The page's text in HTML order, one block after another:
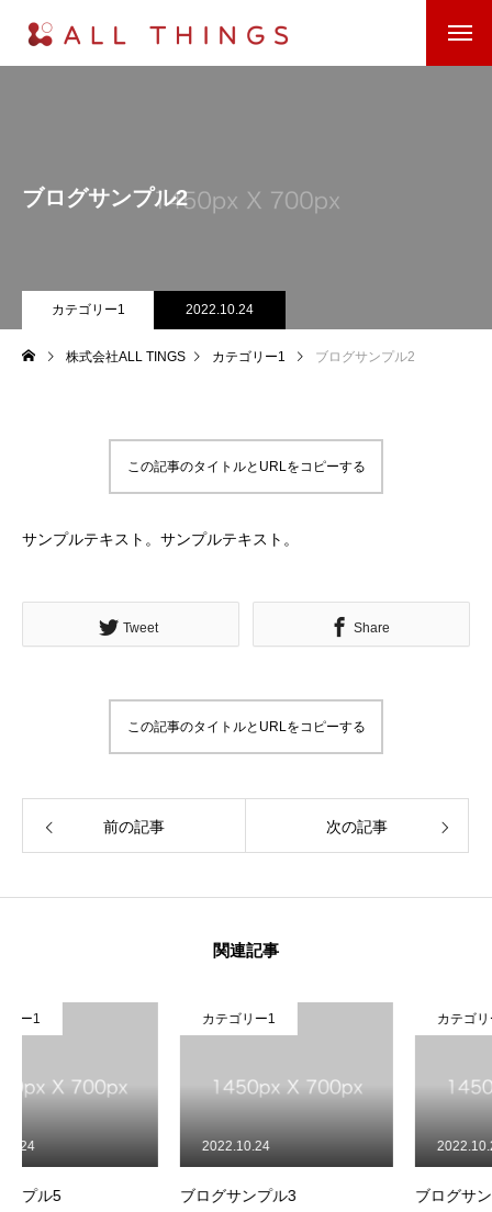
ブログサンプル2
カテゴリー1 2022.10.24
株式会社ALL TINGS カテゴリー1 ブログサンプル2
この記事のタイトルとURLをコピーする
サンプルテキスト。サンプルテキスト。
Tweet Share
この記事のタイトルとURLをコピーする
前の記事 次の記事
関連記事